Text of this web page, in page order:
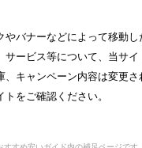
やバナーなどによって移動
サービス等について、当サ
、キャンペーン内容は変更
をご確認ください。